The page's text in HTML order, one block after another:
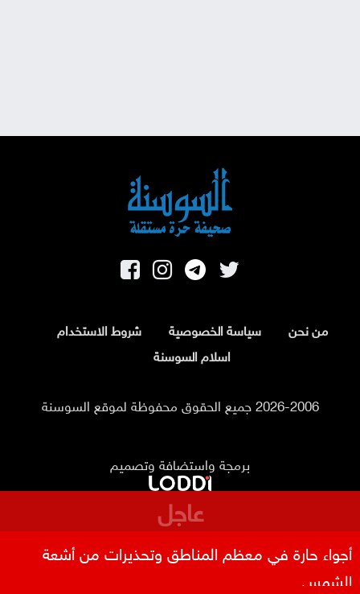
من نحن سياسة الخصوصية
شروط الاستخدام
اسلام السوسنة
2026-2006 جميع الحقوق محفوظة لموقع السوسنة
برمجة واستضافة وتصميم
عاجل
أجواء حارة في معظم المناطق وتحذيرات من أشعة
الشمس